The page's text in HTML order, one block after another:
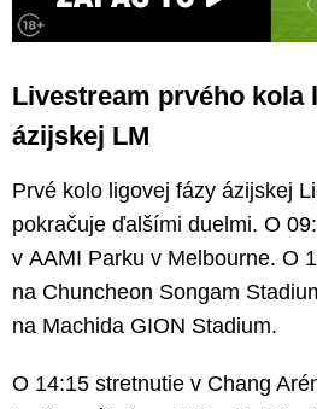
Livestream prvého kola
ázijskej LM
Prvé kolo ligovej fázy ázijskej
pokračuje ďalšími duelmi. O
v AAMI Parku v Melbourne. O
na Chuncheon Songam
na Machida GION Stadium.
O 14:15 stretnutie v Chang